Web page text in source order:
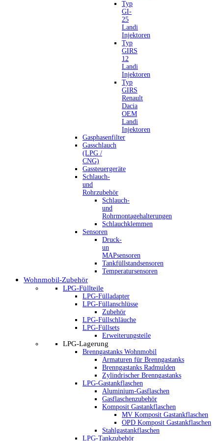
Typ
GI-
25
Landi
Injektoren
Typ
GIRS
12
Landi
Injektoren
Typ
GIRS
Renault
Dacia
OEM
Landi
Injektoren
Gasphasenfilter
Gasschlauch
(LPG /
CNG)
Gassteuergeräte
Schlauch-
und
Rohrzubehör
Schlauch-
und
Rohrmontagehalterungen
Schlauchklemmen
Sensoren
Druck-
un
MAPsensoren
Tankfüllstandsensoren
Temperatursensoren
Wohnmobil-Zubehör
LPG-Füllteile
LPG-Fülladapter
LPG-Füllanschlüsse
Zubehör
LPG-Füllschläuche
LPG-Füllsets
Erweiterungsteile
LPG-Lagerung
Brenngastanks Wohnmobil
Armaturen für Brenngastanks
Brenngastanks Radmulden
Zylindrischer Brenngastanks
LPG-Gastankflaschen
Aluminium-Gasflaschen
Gasflaschenzubehör
Komposit Gastankflaschen
MV Komposit Gastankflaschen
OPD Komposit Gastankflaschen
Stahlgastankflaschen
LPG-Tankzubehör